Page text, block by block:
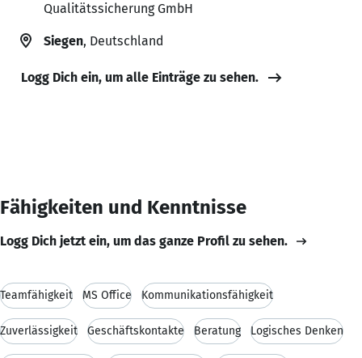
Qualitätssicherung GmbH
Siegen, Deutschland
Logg Dich ein, um alle Einträge zu sehen.
Fähigkeiten und Kenntnisse
Logg Dich jetzt ein, um das ganze Profil zu sehen.
Teamfähigkeit MS Office Kommunikationsfähigkeit
Zuverlässigkeit Geschäftskontakte Beratung Logisches Denken